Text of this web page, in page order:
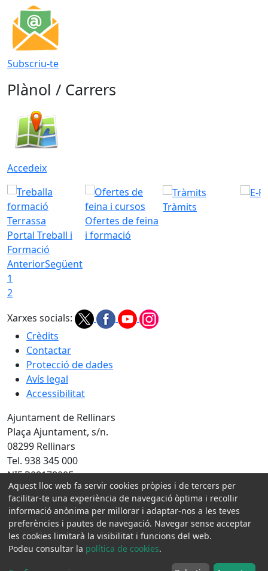
Subscriu-te
Plànol / Carrers
Accedeix
Portal Treball i
Formació
Ofertes de feina
i formació
Tràmits
AnteriorSegüent
1
2
Xarxes socials:
Crèdits
Contactar
Protecció de dades
Avís legal
Accessibilitat
Ajuntament de Rellinars
Plaça Ajuntament, s/n.
08299 Rellinars
Tel. 938 345 000
NIF P0817800F
Amb la col·laboració de:
Aquest lloc web fa servir cookies pròpies i de tercers per
facilitar-te una experiència de navegació òptima i recollir
informació anònima per millorar i adaptar-nos a les teves
preferències i pautes de navegació. Navegar sense acceptar
les cookies limitarà la visibilitat i funcions del web.
Podeu consultar la política de cookies.